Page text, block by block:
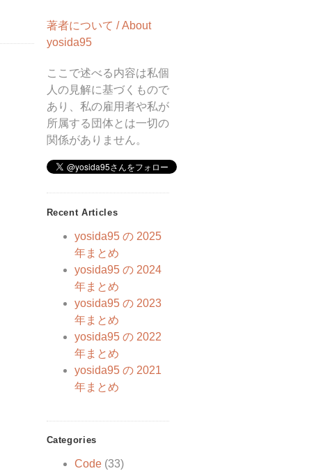
著者について / About
yosida95
ここで述べる内容は私個
人の見解に基づくもので
あり、私の雇用者や私が
所属する団体とは一切の
関係がありません。
Recent Articles
yosida95 の 2025
年まとめ
yosida95 の 2024
年まとめ
yosida95 の 2023
年まとめ
yosida95 の 2022
年まとめ
yosida95 の 2021
年まとめ
Categories
Code(33)